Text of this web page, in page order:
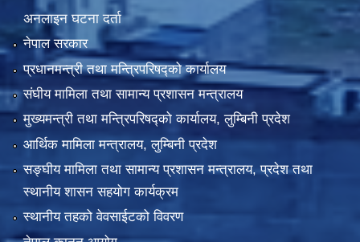
अनलाइन घटना दर्ता
नेपाल सरकार
प्रधानमन्त्री तथा मन्त्रिपरिषद्को कार्यालय
संघीय मामिला तथा सामान्य प्रशासन मन्त्रालय
मुख्यमन्त्री तथा मन्त्रिपरिषद्को कार्यालय, लुम्बिनी प्रदेश
आर्थिक मामिला मन्त्रालय, लुम्बिनी प्रदेश
सङ्घीय मामिला तथा सामान्य प्रशासन मन्त्रालय, प्रदेश तथा
स्थानीय शासन सहयोग कार्यक्रम
स्थानीय तहको वेवसाईटको विवरण